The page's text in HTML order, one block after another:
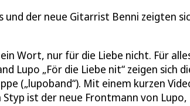
und der neue Gitarrist Benni zeigten
Wort, nur für die Liebe nicht. Für
Lupo „För die Liebe nit“ zeigen sich
(„lupoband“). Mit einem kurzen
Styp ist der neue Frontmann von